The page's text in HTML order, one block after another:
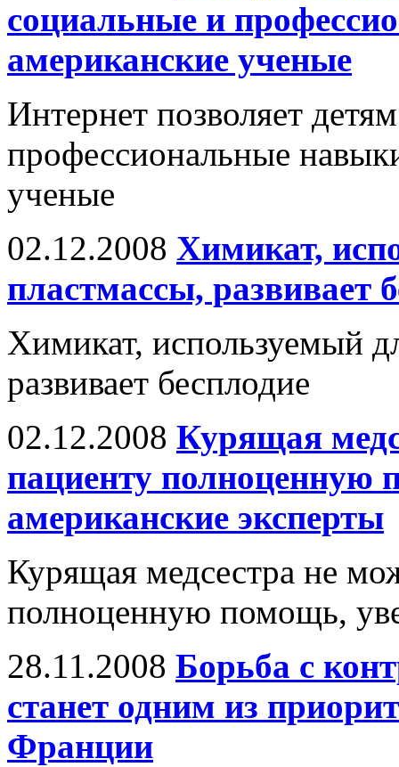
социальные и
американские ученые
Интернет позволяет
профессиональные
ученые
02.12.2008 Химикат,
пластмассы, развивает
Химикат, используемый
развивает бесплодие
02.12.2008 Курящая
пациенту полноценную
американские эксперты
Курящая медсестра не
полноценную помощь,
28.11.2008 Борьба с
станет одним из
Франции